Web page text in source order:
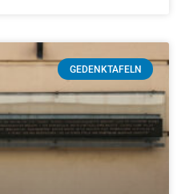
GEDENKTAFELN